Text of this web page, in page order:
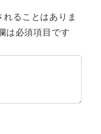
ることはありま
は必須項目です